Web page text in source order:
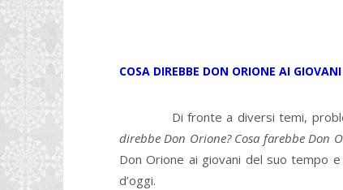
COSA DIREBBE DON ORIONE AI GIOVANI
Di fronte a diversi temi, problemi
direbbe Don Orione? Cosa farebbe Don
Don Orione ai giovani del suo tempo
d’oggi.